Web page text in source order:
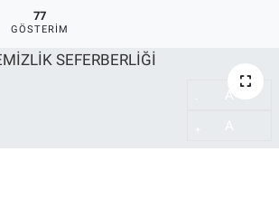
77
GÖSTERIM